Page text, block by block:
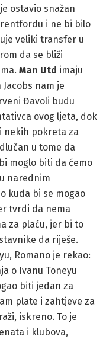
ostavio snažan
i ne bi bilo
veliki transfer u
da se bliži
Man Utd imaju
nam je
Đavoli budu
ovog ljeta, dok
nekih pokreta za
u tome da
moglo biti da ćemo
narednim
kuda bi se mogao
tvrdi da nema
za plaću, jer bi to
da riješe.
Romano je rekao:
o Ivanu Toneyu
biti jedan za
plate i zahtjeve za
iskreno. To je
i klubova,